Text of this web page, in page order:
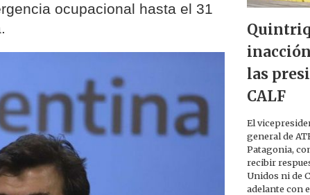
ocupacional hasta el 31
las
CALF
El
general de
Patagonia,
recibir
Unidos ni de
adelante con